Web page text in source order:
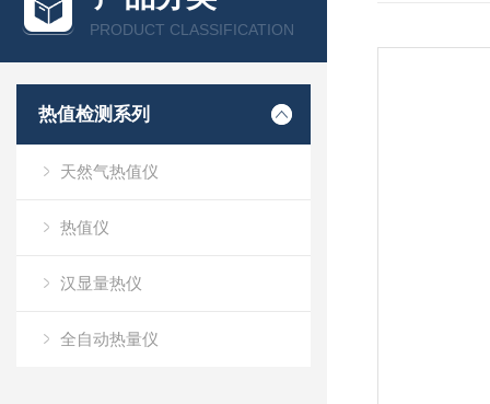
PRODUCT CLASSIFICATION
热值检测系列
天然气热值仪
热值仪
汉显量热仪
全自动热量仪